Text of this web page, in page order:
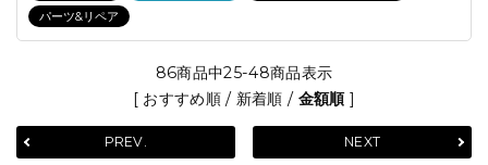
パーツ&リペア
86商品中25-48商品表示
[ おすすめ順/ 新着順 / 金額順]
PREV. NEXT